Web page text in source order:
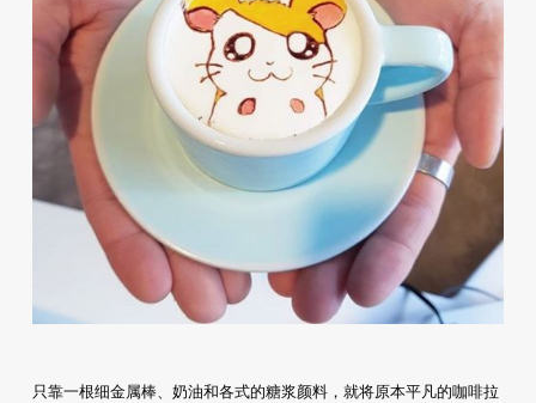
只靠一根细金属棒、奶油和各式的糖浆颜料，就将原本平凡的咖啡拉